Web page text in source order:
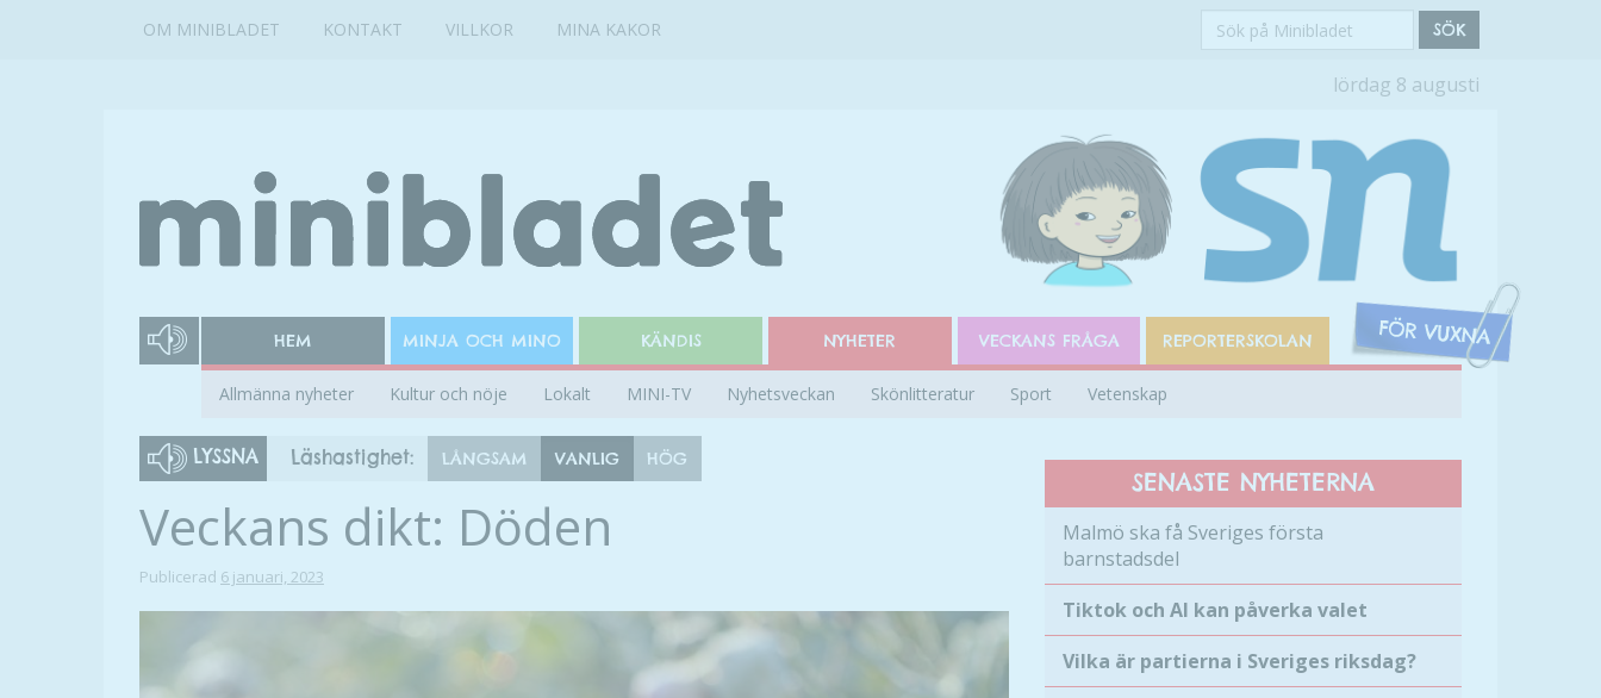
OM MINIBLADET KONTAKT VILLKOR MINA KAKOR
Sök
SÖK
lördag 8 augusti
HEM MINJA OCH MINO KÄNDIS NYHETER VECKANS FRÅGA REPORTERSKOLAN
Allmänna nyheter Kultur och nöje Lokalt MINI-TV Nyhetsveckan Skönlitteratur Sport Vetenskap
LYSSNA Läshastighet: LÅNGSAM VANLIG HÖG
Veckans dikt: Döden
Publicerad 6 januari, 2023
SENASTE NYHETERNA
Malmö ska få Sveriges första
barnstadsdel
Tiktok och AI kan påverka valet
Vilka är partierna i Sveriges riksdag?